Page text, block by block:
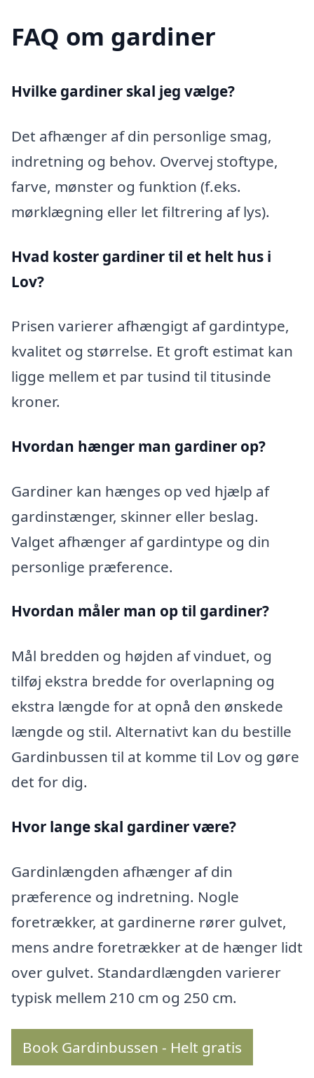
FAQ om gardiner
Hvilke gardiner skal jeg vælge?
Det afhænger af din personlige smag,
indretning og behov. Overvej stoftype,
farve, mønster og funktion (f.eks.
mørklægning eller let filtrering af lys).
Hvad koster gardiner til et helt hus i
Lov?
Prisen varierer afhængigt af gardintype,
kvalitet og størrelse. Et groft estimat kan
ligge mellem et par tusind til titusinde
kroner.
Hvordan hænger man gardiner op?
Gardiner kan hænges op ved hjælp af
gardinstænger, skinner eller beslag.
Valget afhænger af gardintype og din
personlige præference.
Hvordan måler man op til gardiner?
Mål bredden og højden af vinduet, og
tilføj ekstra bredde for overlapning og
ekstra længde for at opnå den ønskede
længde og stil. Alternativt kan du bestille
Gardinbussen til at komme til Lov og gøre
det for dig.
Hvor lange skal gardiner være?
Gardinlængden afhænger af din
præference og indretning. Nogle
foretrækker, at gardinerne rører gulvet,
mens andre foretrækker at de hænger lidt
over gulvet. Standardlængden varierer
typisk mellem 210 cm og 250 cm.
Book Gardinbussen - Helt gratis